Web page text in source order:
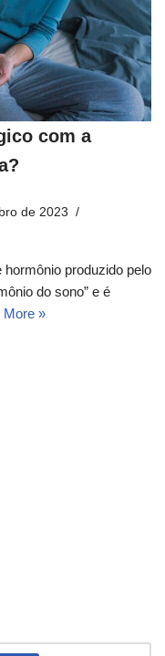
com a
de 2023
produzido pelo
do sono” e é
More »